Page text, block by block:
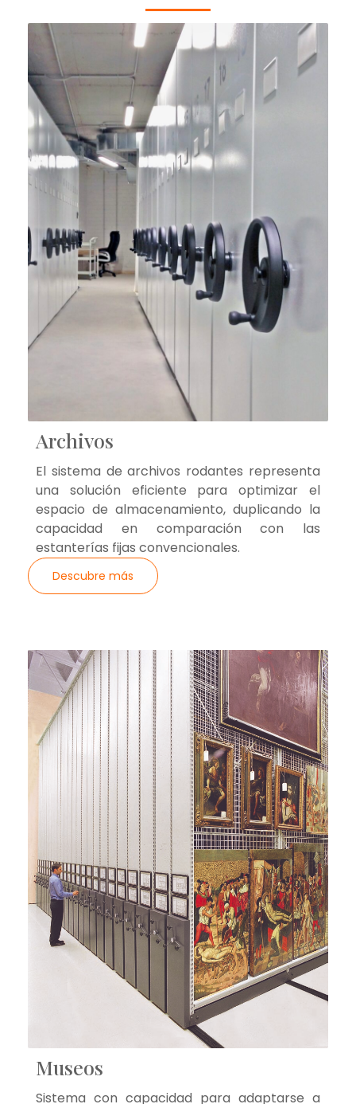
Archivos
El sistema de archivos rodantes representa
una solución eficiente para optimizar el
espacio de almacenamiento, duplicando la
capacidad en comparación con las
estanterías fijas convencionales.
Descubre más
Museos
Sistema con capacidad para adaptarse a